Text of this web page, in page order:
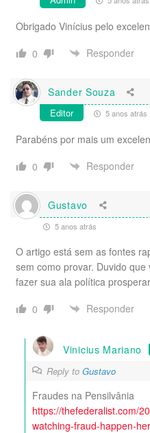
Obrigado Vinícius pelo
0
Responder
Sander Souza
Editor 5 anos atrás
Parabéns por mais um
0
Responder
Gustavo
5 anos atrás
O artigo está sem as fontes
sem como provar. Duvido
fazer sua ala política
0
Responder
Vinicius Mariano
Reply to Gustavo
Fraudes na Pensilvânia
https://thefederalist.com/
watching-fraud-happen-